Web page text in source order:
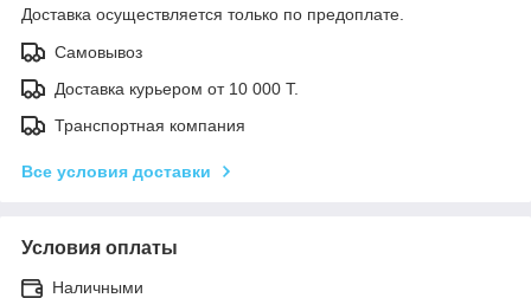
Доставка осуществляется только по предоплате.
Самовывоз
Доставка курьером от 10 000 Т.
Транспортная компания
Все условия доставки
Условия оплаты
Наличными